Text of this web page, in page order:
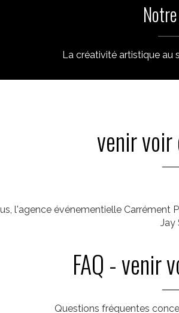
La créativité artistique au
venir
l'agence événementielle
Jay
FAQ - venir
Questions fréquentes